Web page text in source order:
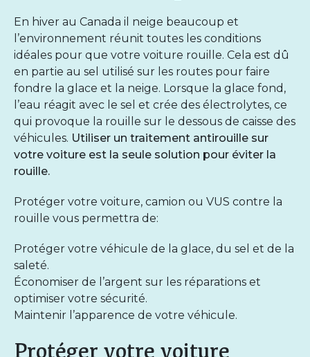
En hiver au Canada il neige beaucoup et
l’environnement réunit toutes les conditions
idéales pour que votre voiture rouille. Cela est dû
en partie au sel utilisé sur les routes pour faire
fondre la glace et la neige. Lorsque la glace fond,
l’eau réagit avec le sel et crée des électrolytes, ce
qui provoque la rouille sur le dessous de caisse des
véhicules. Utiliser un traitement antirouille sur
votre voiture est la seule solution pour éviter la
rouille.
Protéger votre voiture, camion ou VUS contre la
rouille vous permettra de:
Protéger votre véhicule de la glace, du sel et de la
saleté.
Économiser de l’argent sur les réparations et
optimiser votre sécurité.
Maintenir l’apparence de votre véhicule.
Protéger votre voiture